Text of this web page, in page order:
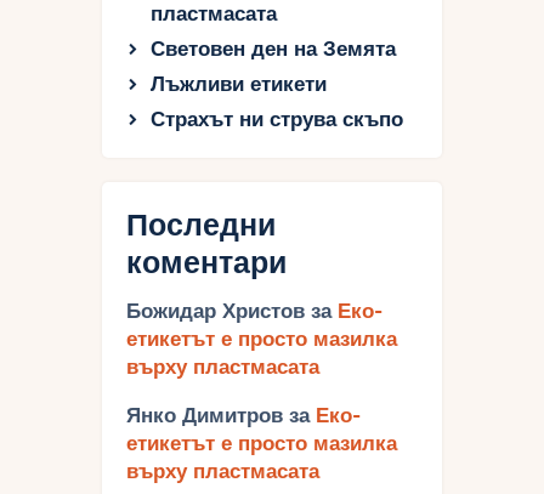
пластмасата
Световен ден на Земята
Лъжливи етикети
Страхът ни струва скъпо
Последни
коментари
Божидар Христов за Еко-
етикетът е просто мазилка
върху пластмасата
Янко Димитров за Еко-
етикетът е просто мазилка
върху пластмасата